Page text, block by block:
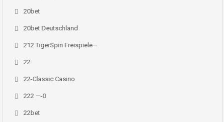
20bet
20bet Deutschland
212 TigerSpin Freispiele—
22
22-Classic Casino
222 —-0
22bet